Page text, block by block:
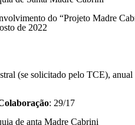
do “Projeto Madre
de 2022
(se solicitado pelo TCE), anual
: 29/17
de anta Madre Cabrini